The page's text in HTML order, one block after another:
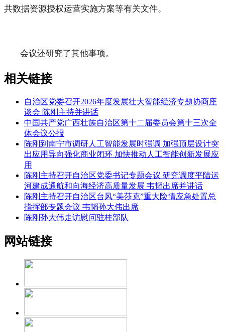
共数据资源授权运营实施方案等有关文件。
会议还研究了其他事项。
相关链接
自治区党委召开2026年度发展壮大智能经济专题协商座
谈会 陈刚主持并讲话
中国共产党广西壮族自治区第十二届委员会第十三次全
体会议公报
陈刚到南宁市调研人工智能发展时强调 加强顶层设计突
出应用导向强化商业闭环 加快推动人工智能创新发展应
用
陈刚主持召开自治区党委书记专题会议 研究调度平陆运
河建成通航和向海经济高质量发展 韦韬出席并讲话
陈刚主持召开自治区台风“美莎克”重大险情应急处置总
指挥部专题会议 韦韬孙大伟出席
陈刚孙大伟走访慰问驻桂部队
网站链接